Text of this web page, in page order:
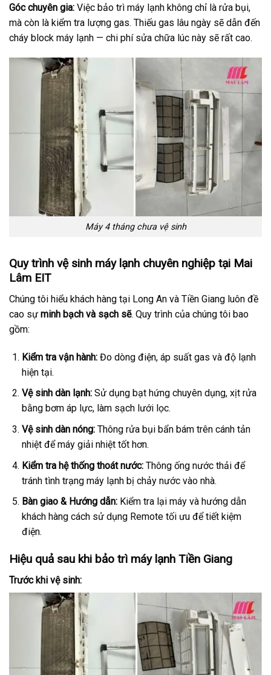
Góc chuyên gia: Việc bảo trì máy lạnh không chỉ là rửa bụi,
mà còn là kiểm tra lượng gas. Thiếu gas lâu ngày sẽ dẫn đến
cháy block máy lạnh — chi phí sửa chữa lúc này sẽ rất cao.
Máy 4 tháng chưa vệ sinh
Quy trình vệ sinh máy lạnh chuyên nghiệp tại Mai
Lâm EIT
Chúng tôi hiểu khách hàng tại Long An và Tiền Giang luôn đề
cao sự minh bạch và sạch sẽ. Quy trình của chúng tôi bao
gồm:
Kiểm tra vận hành:Đo dòng điện, áp suất gas và độ lạnh
hiện tại.
Vệ sinh dàn lạnh:Sử dụng bạt hứng chuyên dụng, xịt rửa
bằng bơm áp lực, làm sạch lưới lọc.
Vệ sinh dàn nóng:Thông rửa bụi bẩn bám trên cánh tản
nhiệt để máy giải nhiệt tốt hơn.
Kiểm tra hệ thống thoát nước:Thông ống nước thải để
tránh tình trạng máy lạnh bị chảy nước vào nhà.
Bàn giao & Hướng dẫn:Kiểm tra lại máy và hướng dẫn
khách hàng cách sử dụng Remote tối ưu để tiết kiệm
điện.
Hiệu quả sau khi bảo trì máy lạnh Tiền Giang
Trước khi vệ sinh: